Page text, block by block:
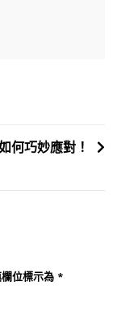
何巧妙應對！
位標示為 *